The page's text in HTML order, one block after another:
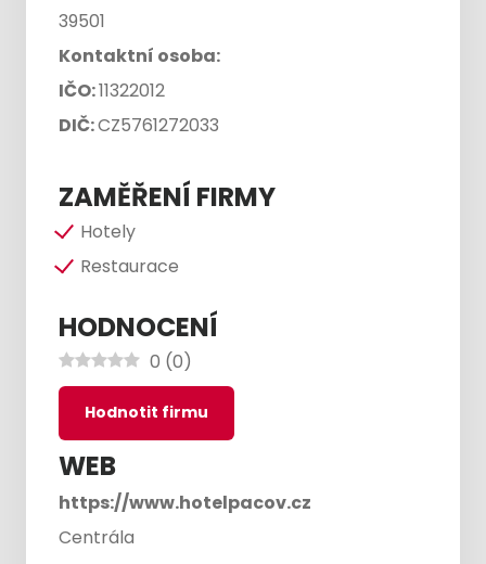
39501
Kontaktní osoba:
IČO:11322012
DIČ:CZ5761272033
ZAMĚŘENÍ FIRMY
Hotely
Restaurace
HODNOCENÍ
0 (0)
Hodnotit firmu
WEB
https://www.hotelpacov.cz
Centrála